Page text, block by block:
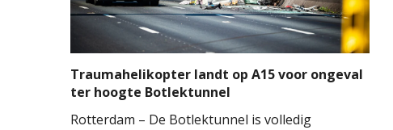
Traumahelikopter landt op A15 voor ongeval
ter hoogte Botlektunnel
Rotterdam – De Botlektunnel is volledig